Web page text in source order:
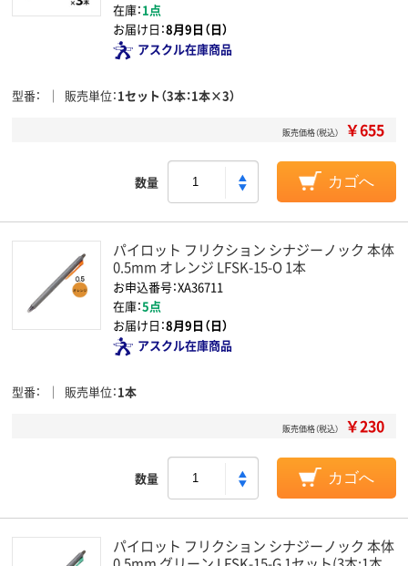
在庫：1点
お届け日：8月9日（日）
アスクル在庫商品
型番 販売単位 1セット（3本：1本×3）
販売価格（税込） ￥655
数量 カゴへ
パイロット フリクション シナジーノック 本体
0.5mm オレンジ LFSK-15-O 1本
お申込番号：XA36711
在庫：5点
お届け日：8月9日（日）
アスクル在庫商品
型番 販売単位 1本
販売価格（税込） ￥230
数量 カゴへ
パイロット フリクション シナジーノック 本体